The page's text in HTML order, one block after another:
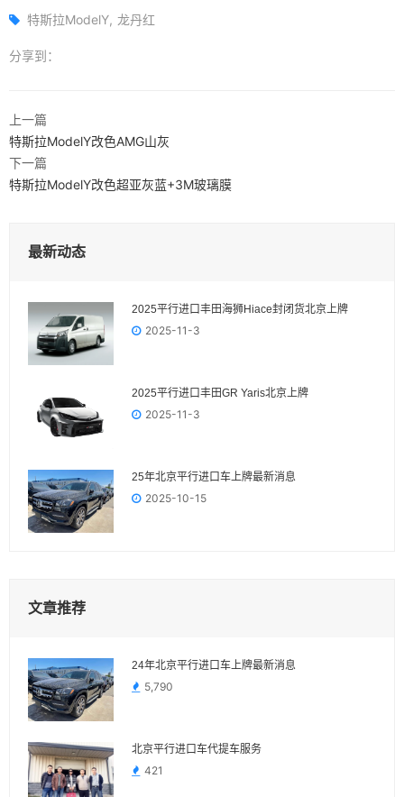
特斯拉ModelY 龙丹红
分享到：
上一篇
特斯拉ModelY改色AMG山灰
下一篇
特斯拉ModelY改色超亚灰蓝+3M玻璃膜
最新动态
2025平行进口丰田海狮Hiace封闭货北京上牌
2025-11-3
2025平行进口丰田GR Yaris‌北京上牌
2025-11-3
25年北京平行进口车上牌最新消息
2025-10-15
文章推荐
24年北京平行进口车上牌最新消息
5,790
北京平行进口车代提车服务
421